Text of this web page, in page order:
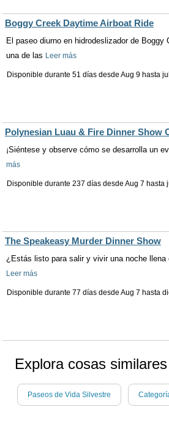
Boggy Creek Daytime Airboat Ride
El paseo diurno en hidrodeslizador de Boggy
una de las Leer más
Disponible durante 51 días desde Aug 9 hasta
Polynesian Luau & Fire Dinner Show
¡Siéntese y observe cómo se desarrolla un
más
Disponible durante 237 días desde Aug 7 hasta
The Speakeasy Murder Dinner Show
¿Estás listo para salir y vivir una noche llena
Leer más
Disponible durante 77 días desde Aug 7 hasta
Explora cosas
Paseos de Vida Silvestre